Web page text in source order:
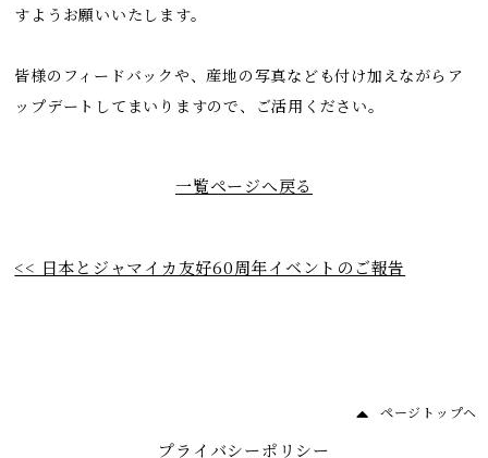
すようお願いいたします。
皆様のフィードバックや、産地の写真なども付け加えながらア
ップデートしてまいりますので、ご活用ください。
一覧ページへ戻る
<< 日本とジャマイカ友好60周年イベントのご報告
ページトップヘ
プライバシーポリシー